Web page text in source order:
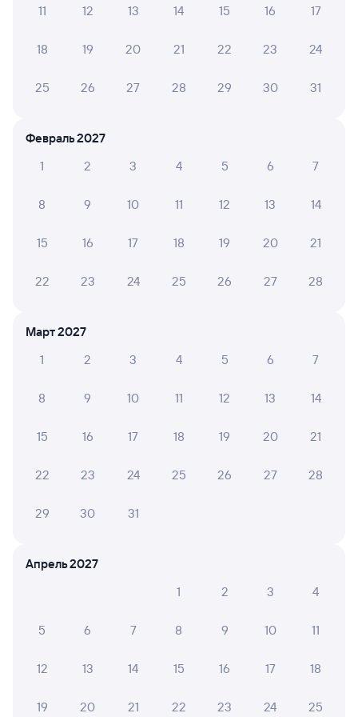
А ещё здесь можно найти
Обратные билеты из Шу в Аманкарагай
Отели
11 12 13 14 15 16 17
18 19 20 21 22 23 24
25 26 27 28 29 30 31
Февраль 2027
1
2 3 4 5 6 7
8 9 10 11 12 13 14
15 16 17 18 19 20 21
22 23 24 25 26 27 28
Март 2027
1
2 3 4 5 6 7
8 9 10 11 12 13 14
15 16 17 18 19 20 21
22 23 24 25 26 27 28
29 30 31
Апрель 2027
1
2 3 4
5 6 7 8 9 10 11
12 13 14 15 16 17 18
19 20 21 22 23 24 25